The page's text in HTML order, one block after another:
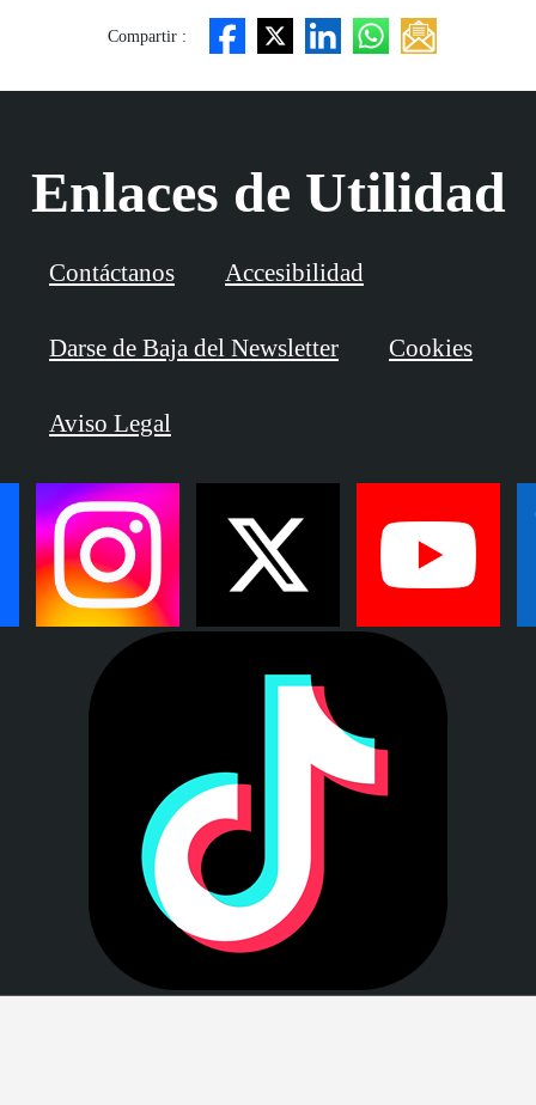
Compartir :
Enlaces de Utilidad
Contáctanos Accesibilidad
Darse de Baja del Newsletter Cookies
Aviso Legal